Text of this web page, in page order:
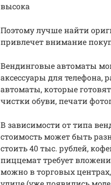
высока
Поэтому лучше найти
привлечет внимание
Вендинговые автоматы
аксессуары для
автоматы, которые
чистки обуви, печати
В зависимости от типа
стоимость может быть
стоить 40 тыс. рублей,
пиццемат требует
можно в торговых